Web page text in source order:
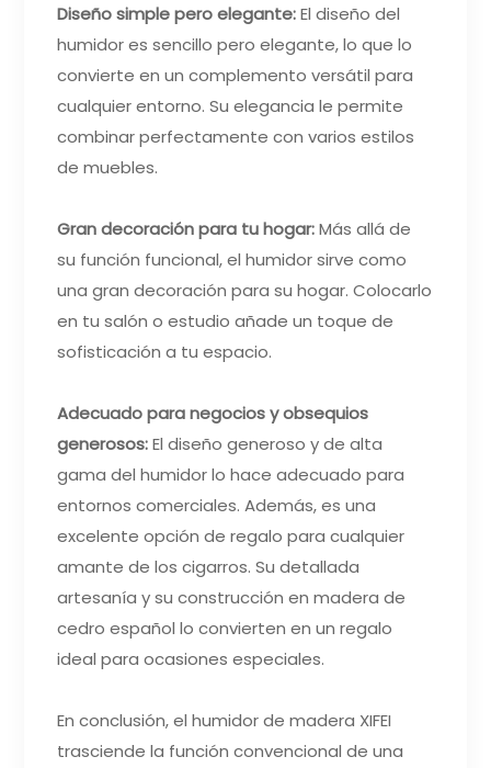
Diseño simple pero elegante:El diseño del
humidor es sencillo pero elegante, lo que lo
convierte en un complemento versátil para
cualquier entorno. Su elegancia le permite
combinar perfectamente con varios estilos
de muebles.
Gran decoración para tu hogar:Más allá de
su función funcional, el humidor sirve como
una gran decoración para su hogar. Colocarlo
en tu salón o estudio añade un toque de
sofisticación a tu espacio.
Adecuado para negocios y obsequios
generosos:El diseño generoso y de alta
gama del humidor lo hace adecuado para
entornos comerciales. Además, es una
excelente opción de regalo para cualquier
amante de los cigarros. Su detallada
artesanía y su construcción en madera de
cedro español lo convierten en un regalo
ideal para ocasiones especiales.
En conclusión, el humidor de madera XIFEI
trasciende la función convencional de una